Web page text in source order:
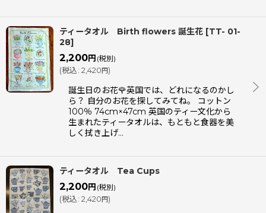
ティータオル Birth flowers 誕生花 [TT- 01-
28]
2,200円 (税別)
(税込: 2,420 円)
誕生日のお花🌹英国では、どれになるのかし
ら？ 自分のお花を探してみてね。 コットン
100％ 74cm×47cm 英国のティー文化から
生まれたティータオルは、もともと食器を美
しく拭き上げ…
ティータオル Tea Cups
2,200円 (税別)
(税込: 2,420 円)